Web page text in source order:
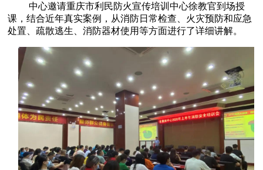
中心邀请重庆市利民防火宣传培训中心徐教官到场授
课，结合近年真实案例，从消防日常检查、火灾预防和应急
处置、疏散逃生、消防器材使用等方面进行了详细讲解。